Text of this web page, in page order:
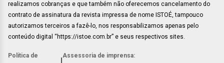
realizamos cobranças e que também não oferecemos cancelamento do
contrato de assinatura da revista impressa de nome ISTOÉ, tampouco
autorizamos terceiros a fazê-lo, nos responsabilizamos apenas pelo
conteúdo digital “https://istoe.com.br” e seus respectivos sites.
Política de Assessoria de imprensa: